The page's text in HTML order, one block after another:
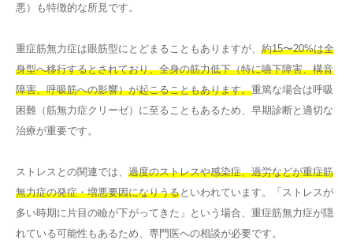
悪）も特徴的な所見です。
重症筋無力症は眼筋型にとどまることもありますが、 約15〜20%は全
身型へ移行するとされており、全身の筋力低下（特に嚥下障害、構音
障害、呼吸筋への影響）が起こることもあります。重篤な場合は呼吸
困難（筋無力症クリーゼ）に至ることもあるため、早期診断と適切な
治療が重要です。
ストレスとの関連では、 過度のストレスや感染症、過労などが重症筋
無力症の発症・増悪要因になりうるといわれています。「ストレスが
多い時期に片目の瞼が下がってきた」という場合、重症筋無力症が隠
れている可能性もあるため、専門医への相談が必要です。